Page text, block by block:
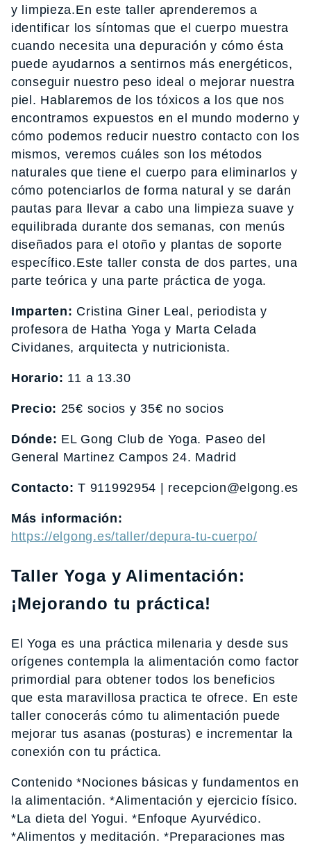
y limpieza.En este taller aprenderemos a
identificar los síntomas que el cuerpo muestra
cuando necesita una depuración y cómo ésta
puede ayudarnos a sentirnos más energéticos,
conseguir nuestro peso ideal o mejorar nuestra
piel. Hablaremos de los tóxicos a los que nos
encontramos expuestos en el mundo moderno y
cómo podemos reducir nuestro contacto con los
mismos, veremos cuáles son los métodos
naturales que tiene el cuerpo para eliminarlos y
cómo potenciarlos de forma natural y se darán
pautas para llevar a cabo una limpieza suave y
equilibrada durante dos semanas, con menús
diseñados para el otoño y plantas de soporte
específico.Este taller consta de dos partes, una
parte teórica y una parte práctica de yoga.
Imparten: Cristina Giner Leal, periodista y
profesora de Hatha Yoga y Marta Celada
Cividanes, arquitecta y nutricionista.
Horario: 11 a 13.30
Precio: 25€ socios y 35€ no socios
Dónde: EL Gong Club de Yoga. Paseo del
General Martinez Campos 24. Madrid
Contacto: T 911992954 | recepcion@elgong.es
Más información:
https://elgong.es/taller/depura-tu-cuerpo/
Taller Yoga y Alimentación:
¡Mejorando tu práctica!
El Yoga es una práctica milenaria y desde sus
orígenes contempla la alimentación como factor
primordial para obtener todos los beneficios
que esta maravillosa practica te ofrece. En este
taller conocerás cómo tu alimentación puede
mejorar tus asanas (posturas) e incrementar la
conexión con tu práctica.
Contenido *Nociones básicas y fundamentos en
la alimentación. *Alimentación y ejercicio físico.
*La dieta del Yogui. *Enfoque Ayurvédico.
*Alimentos y meditación. *Preparaciones mas